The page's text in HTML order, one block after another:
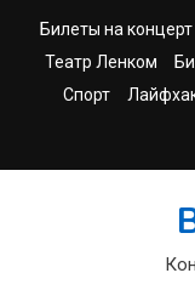
Билеты на концерт
Театр Ленком
Спорт